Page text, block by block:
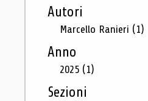
Autori
Marcello Ranieri (1)
Anno
2025 (1)
Sezioni